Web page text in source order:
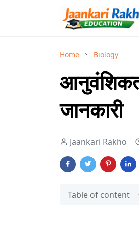
Home Biology
जानकारी
Jaankari Rakho
Table of content